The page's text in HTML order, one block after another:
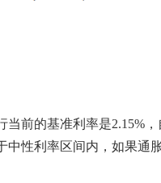
当前的基准利率是2.15%
中性利率区间内，如果通